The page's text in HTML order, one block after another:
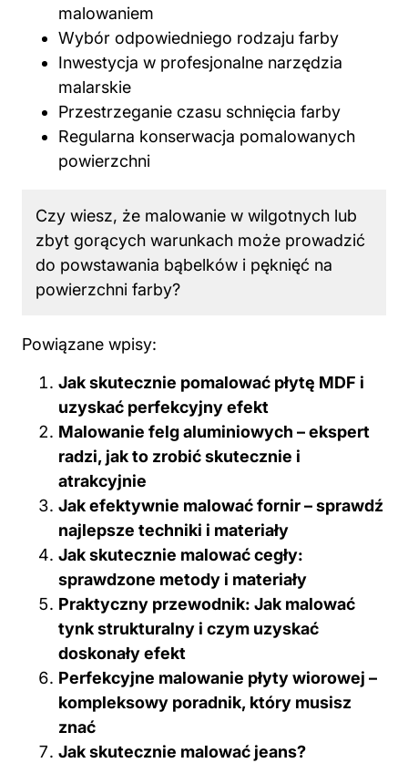
malowaniem
Wybór odpowiedniego rodzaju farby
Inwestycja w profesjonalne narzędzia
malarskie
Przestrzeganie czasu schnięcia farby
Regularna konserwacja pomalowanych
powierzchni
Czy wiesz, że malowanie w wilgotnych lub
zbyt gorących warunkach może prowadzić
do powstawania bąbelków i pęknięć na
powierzchni farby?
Powiązane wpisy:
Jak skutecznie pomalować płytę MDF i
uzyskać perfekcyjny efekt
Malowanie felg aluminiowych – ekspert
radzi, jak to zrobić skutecznie i
atrakcyjnie
Jak efektywnie malować fornir – sprawdź
najlepsze techniki i materiały
Jak skutecznie malować cegły:
sprawdzone metody i materiały
Praktyczny przewodnik: Jak malować
tynk strukturalny i czym uzyskać
doskonały efekt
Perfekcyjne malowanie płyty wiorowej –
kompleksowy poradnik, który musisz
znać
Jak skutecznie malować jeans?